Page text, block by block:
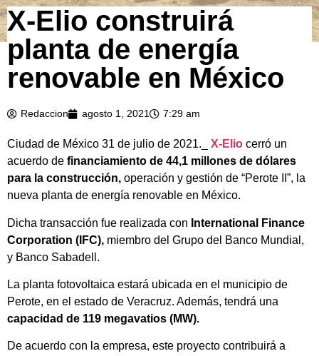
X-Elio construirá
planta de energía
renovable en México
Redaccion agosto 1, 2021 7:29 am
Ciudad de México 31 de julio de 2021._ X-Elio cerró un
acuerdo de financiamiento de 44,1 millones de dólares
para la construcción, operación y gestión de “Perote II”, la
nueva planta de energía renovable en México.
Dicha transacción fue realizada con International Finance
Corporation (IFC), miembro del Grupo del Banco Mundial,
y Banco Sabadell.
La planta fotovoltaica estará ubicada en el municipio de
Perote, en el estado de Veracruz. Además, tendrá una
capacidad de 119 megavatios (MW).
De acuerdo con la empresa, este proyecto contribuirá a